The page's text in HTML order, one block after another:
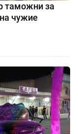
таможни за
чужие